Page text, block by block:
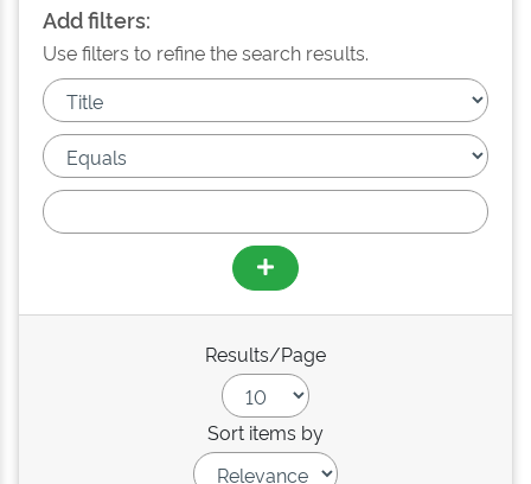
Add filters:
Use filters to refine the search results.
Results/Page
Sort items by